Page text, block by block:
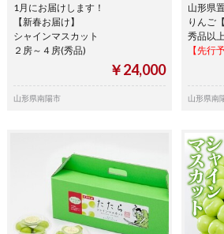
1月にお届けします！
【新春お届け】
シャインマスカット
２房～４房(秀品)
￥24,000
山形県南陽市
山形県
りんご
秀品以
【先行
山形県南